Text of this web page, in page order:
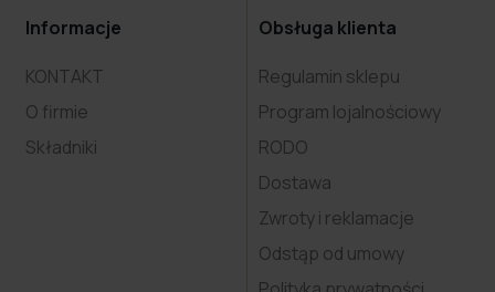
Informacje
KONTAKT
O firmie
Składniki
Obsługa klienta
Regulamin sklepu
Program lojalnościowy
RODO
Dostawa
Zwroty i reklamacje
Odstąp od umowy